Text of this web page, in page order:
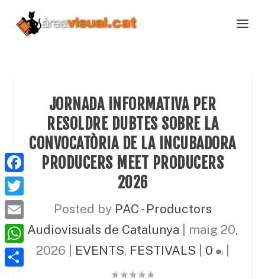
JORNADA INFORMATIVA PER
RESOLDRE DUBTES SOBRE LA
CONVOCATÒRIA DE LA INCUBADORA
PRODUCERS MEET PRODUCERS
2026
Posted by PAC - Productors
Audiovisuals de Catalunya
maig 20,
2026
EVENTS, FESTIVALS 0 |
F
a
c
e
b
T
w
i
t
E
m
a
W
h